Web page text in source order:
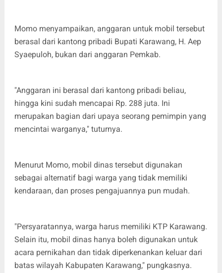
Momo menyampaikan, anggaran untuk mobil tersebut
berasal dari kantong pribadi Bupati Karawang, H. Aep
Syaepuloh, bukan dari anggaran Pemkab.
"Anggaran ini berasal dari kantong pribadi beliau,
hingga kini sudah mencapai Rp. 288 juta. Ini
merupakan bagian dari upaya seorang pemimpin yang
mencintai warganya," tuturnya.
Menurut Momo, mobil dinas tersebut digunakan
sebagai alternatif bagi warga yang tidak memiliki
kendaraan, dan proses pengajuannya pun mudah.
"Persyaratannya, warga harus memiliki KTP Karawang.
Selain itu, mobil dinas hanya boleh digunakan untuk
acara pernikahan dan tidak diperkenankan keluar dari
batas wilayah Kabupaten Karawang," pungkasnya.